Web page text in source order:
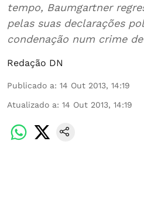
tempo, Baumgartner
pelas suas declarações
condenação num crime de
Redação DN
Publicado a: 14 Out 2013, 14:19
Atualizado a: 14 Out 2013, 14:19